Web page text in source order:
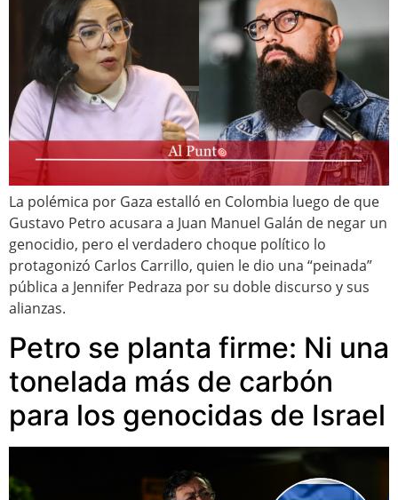
La polémica por Gaza estalló en Colombia luego de que
Gustavo Petro acusara a Juan Manuel Galán de negar un
genocidio, pero el verdadero choque político lo
protagonizó Carlos Carrillo, quien le dio una “peinada”
pública a Jennifer Pedraza por su doble discurso y sus
alianzas.
Petro se planta firme: Ni una
tonelada más de carbón
para los genocidas de Israel